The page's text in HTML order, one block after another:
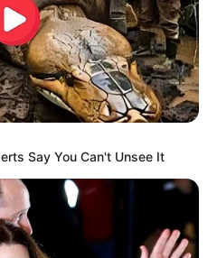
é comumente vista
irão adorar. Você
chaveiros baratos em
por exemplo, com a
Say You Can't Unsee It